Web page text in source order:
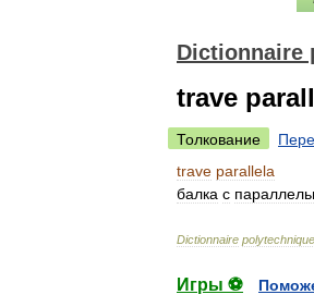
Dictionnaire
trave
Толкование
trave parallela
балка с
Dictionnaire polytechnique
Игры ⚽